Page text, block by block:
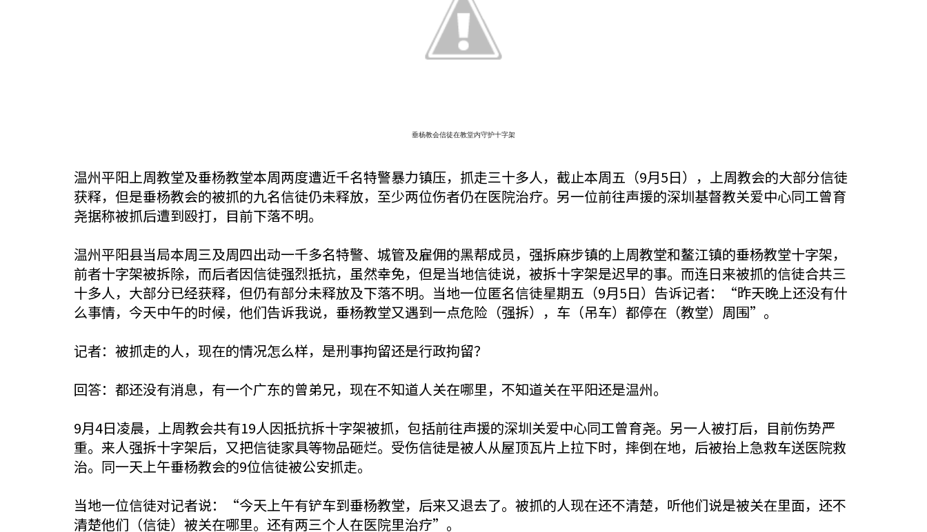
垂杨教会信徒在教堂内守护十字架
温州平阳上周教堂及垂杨教堂本周两度遭近千名特警暴力镇压，抓走三十多人，截止本周五（9月5日），上周教会的大部分信徒
获释，但是垂杨教会的被抓的九名信徒仍未释放，至少两位伤者仍在医院治疗。另一位前往声援的深圳基督教关爱中心同工曾育
尧据称被抓后遭到殴打，目前下落不明。
温州平阳县当局本周三及周四出动一千多名特警、城管及雇佣的黑帮成员，强拆麻步镇的上周教堂和鳌江镇的垂杨教堂十字架，
前者十字架被拆除，而后者因信徒强烈抵抗，虽然幸免，但是当地信徒说，被拆十字架是迟早的事。而连日来被抓的信徒合共三
十多人，大部分已经获释，但仍有部分未释放及下落不明。当地一位匿名信徒星期五（9月5日）告诉记者：“昨天晚上还没有什
么事情，今天中午的时候，他们告诉我说，垂杨教堂又遇到一点危险（强拆），车（吊车）都停在（教堂）周围”。
记者：被抓走的人，现在的情况怎么样，是刑事拘留还是行政拘留？
回答：都还没有消息，有一个广东的曾弟兄，现在不知道人关在哪里，不知道关在平阳还是温州。
9月4日凌晨，上周教会共有19人因抵抗拆十字架被抓，包括前往声援的深圳关爱中心同工曾育尧。另一人被打后，目前伤势严
重。来人强拆十字架后，又把信徒家具等物品砸烂。受伤信徒是被人从屋顶瓦片上拉下时，摔倒在地，后被抬上急救车送医院救
治。同一天上午垂杨教会的9位信徒被公安抓走。
当地一位信徒对记者说：“今天上午有铲车到垂杨教堂，后来又退去了。被抓的人现在还不清楚，听他们说是被关在里面，还不
清楚他们（信徒）被关在哪里。还有两三个人在医院里治疗”。